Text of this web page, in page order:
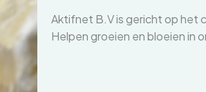
Aktifnet B.V is gericht op het
Helpen groeien en bloeien in